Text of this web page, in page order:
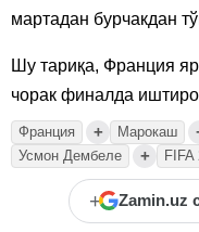
мартадан бурчакдан
Шу тариқа, Франция
чорак финалда
Франция + Марокаш
Усмон Дембеле + FIFA
+ Zamin.uz